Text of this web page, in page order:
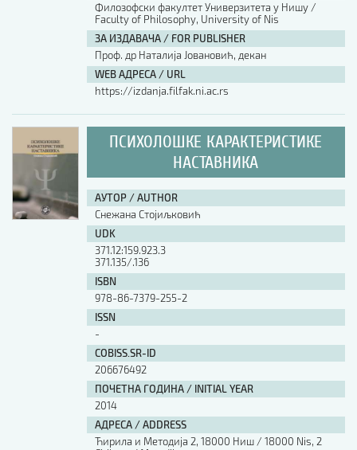
Филозофски факултет Универзитета у Нишу /
Faculty of Philosophy, University of Nis
ЗА ИЗДАВАЧА / FOR PUBLISHER
Проф. др Наталија Јовановић, декан
WEB АДРЕСА / URL
https://izdanja.filfak.ni.ac.rs
ПСИХОЛОШКЕ КАРАКТЕРИСТИКЕ
НАСТАВНИКА
АУТОР / AUTHOR
Снежана Стојиљковић
UDK
371.12:159.923.3
371.135/.136
ISBN
978-86-7379-255-2
ISSN
-
COBISS.SR-ID
206676492
ПОЧЕТНА ГОДИНА / INITIAL YEAR
2014
АДРЕСА / ADDRESS
Ћирила и Методија 2, 18000 Ниш / 18000 Nis, 2